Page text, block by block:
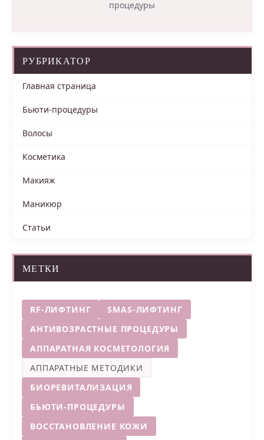
процедуры
РУБРИКАТОР
Главная страница
Бьюти-процедуры
Волосы
Косметика
Макияж
Маникюр
Статьи
МЕТКИ
RF-ЛИФТИНГ
SMAS-ЛИФТИНГ
АНТИВОЗРАСТНЫЕ ПРОЦЕДУРЫ
АППАРАТНАЯ КОСМЕТОЛОГИЯ
АППАРАТНЫЕ МЕТОДИКИ
БИОРЕВИТАЛИЗАЦИЯ
БЬЮТИ-ПРОЦЕДУРЫ
ВОССТАНОВЛЕНИЕ КОЖИ